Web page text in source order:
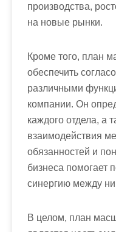
производства,
на новые рынки.
Кроме того, план
обеспечить
различными
компании. Он
каждого отдела, а
взаимодействия
обязанностей и
бизнеса помогает
синергию между
В целом, план